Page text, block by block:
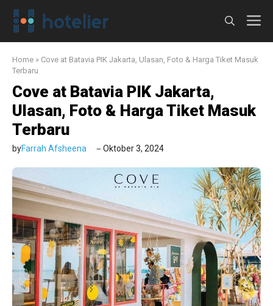
Langsung
Home » Cove at Batavia PIK Jakarta, Ulasan, Foto & Harga Tiket Masuk
Terbaru
Cove at Batavia PIK Jakarta,
Ulasan, Foto & Harga Tiket Masuk
Terbaru
byFarrah Afsheena Oktober 3, 2024